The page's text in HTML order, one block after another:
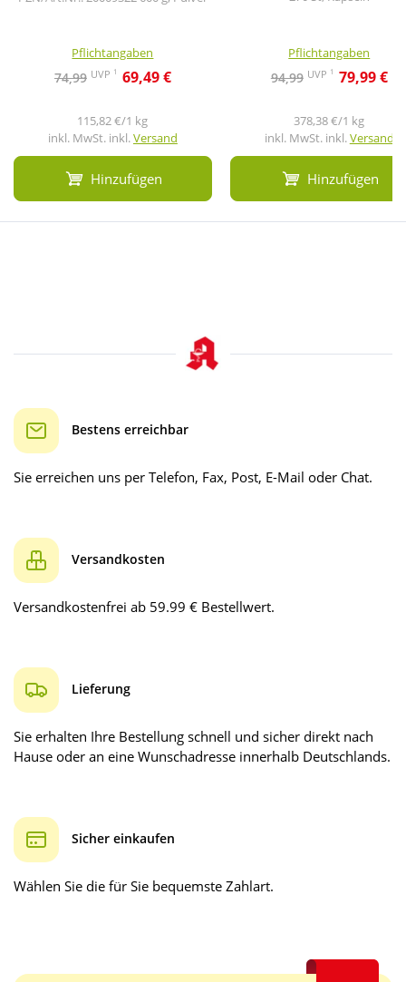
Pflichtangaben
74,99 UVP 1 69,49 €
115,82 €/1 kg
inkl. MwSt. inkl.Versand
Hinzufügen
Pflichtangaben
94,99 UVP 1 79,99 €
378,38 €/1 kg
inkl. MwSt. inkl.Versand
Hinzufügen
Bestens erreichbar
Sie erreichen uns per Telefon, Fax, Post, E-Mail oder Chat.
Versandkosten
Versandkostenfrei ab 59.99 € Bestellwert.
Lieferung
Sie erhalten Ihre Bestellung schnell und sicher direkt nach
Hause oder an eine Wunschadresse innerhalb Deutschlands.
Sicher einkaufen
Wählen Sie die für Sie bequemste Zahlart.